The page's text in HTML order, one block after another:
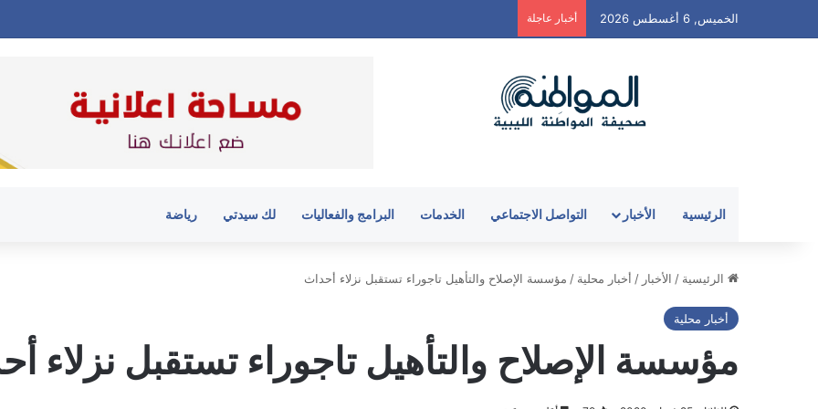
الخميس, 6 أغسطس 2026 أخبار عاجلة
الرئيسية الأخبار التواصل الاجتماعي الخدمات البرامج والفعاليات لك سيدتي رياضة
الرئيسية / الأخبار / أخبار محلية / مؤسسة الإصلاح والتأهيل تاجوراء تستقبل نزلاء أحداث
أخبار محلية
مؤسسة الإصلاح والتأهيل تاجوراء تستقبل نزلاء